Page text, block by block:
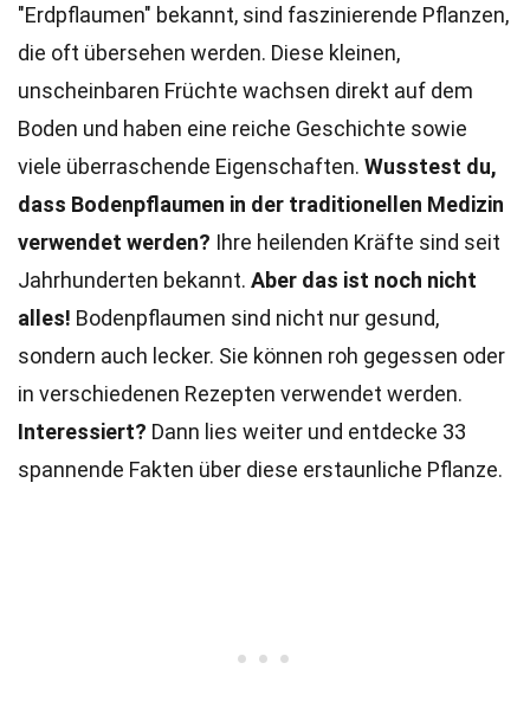
"Erdpflaumen" bekannt, sind faszinierende Pflanzen,
die oft übersehen werden. Diese kleinen,
unscheinbaren Früchte wachsen direkt auf dem
Boden und haben eine reiche Geschichte sowie
viele überraschende Eigenschaften. Wusstest du,
dass Bodenpflaumen in der traditionellen Medizin
verwendet werden? Ihre heilenden Kräfte sind seit
Jahrhunderten bekannt. Aber das ist noch nicht
alles! Bodenpflaumen sind nicht nur gesund,
sondern auch lecker. Sie können roh gegessen oder
in verschiedenen Rezepten verwendet werden.
Interessiert? Dann lies weiter und entdecke 33
spannende Fakten über diese erstaunliche Pflanze.